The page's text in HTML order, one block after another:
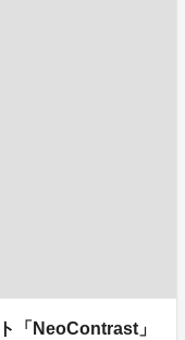
「NeoContrast」